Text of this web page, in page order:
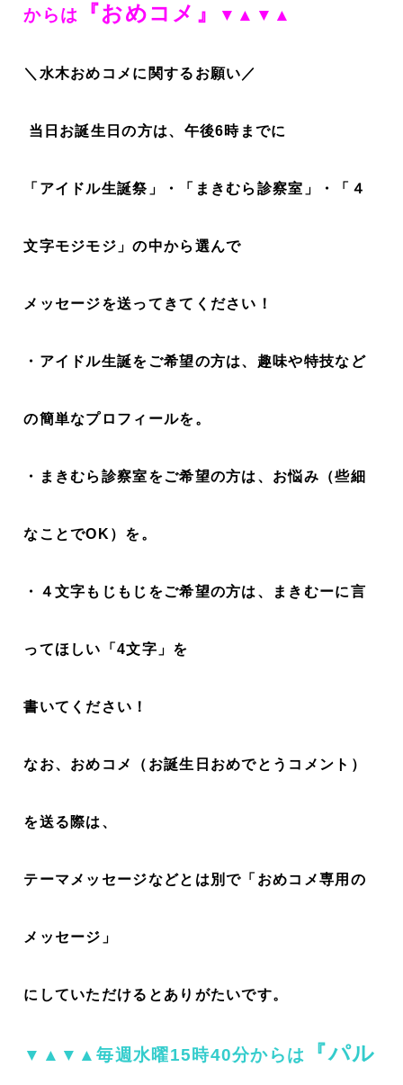
からは 『おめコメ』 ▼▲▼▲
＼水木おめコメに関するお願い／
当日お誕生日の方は、午後6時までに
「アイドル生誕祭」・「まきむら診察室」・「４
文字モジモジ」の中から選んで
メッセージを送ってきてください！
・アイドル生誕をご希望の方は、趣味や特技など
の簡単なプロフィールを。
・まきむら診察室をご希望の方は、お悩み（些細
なことでOK）を。
・４文字もじもじをご希望の方は、まきむーに言
ってほしい「4文字」を
書いてください！
なお、おめコメ（お誕生日おめでとうコメント）
を送る際は、
テーマメッセージなどとは別で「おめコメ専用の
メッセージ」
にしていただけるとありがたいです。
▼▲▼▲毎週水曜15時40分からは
『パル